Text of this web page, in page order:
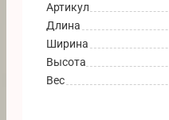
Артикул
Длина
Ширина
Высота
Вес